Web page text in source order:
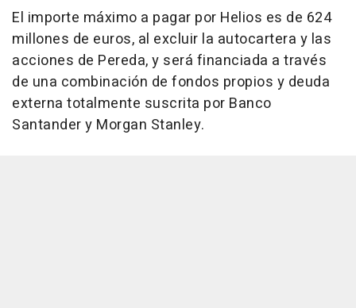
El importe máximo a pagar por Helios es de 624
millones de euros, al excluir la autocartera y las
acciones de Pereda, y será financiada a través
de una combinación de fondos propios y deuda
externa totalmente suscrita por Banco
Santander y Morgan Stanley.